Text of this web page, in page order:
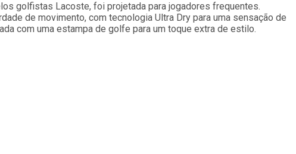
golfistas Lacoste, foi projetada para jogadores frequentes.
de movimento, com tecnologia Ultra Dry para uma sensação de
com uma estampa de golfe para um toque extra de estilo.